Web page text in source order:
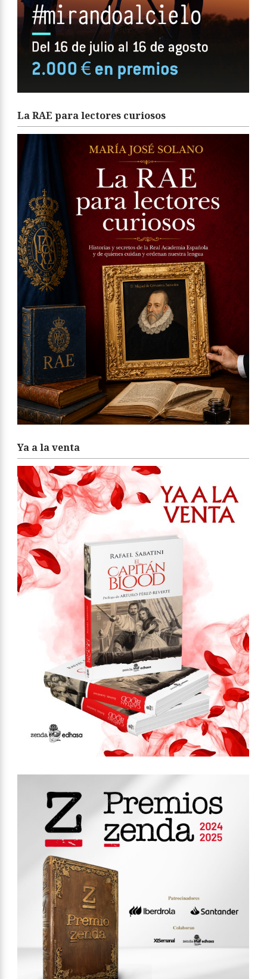
La RAE para lectores curiosos
Ya a la venta